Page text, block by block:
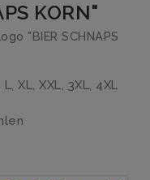
KORN"
"BIER SCHNAPS
XL, XXL, 3XL, 4XL